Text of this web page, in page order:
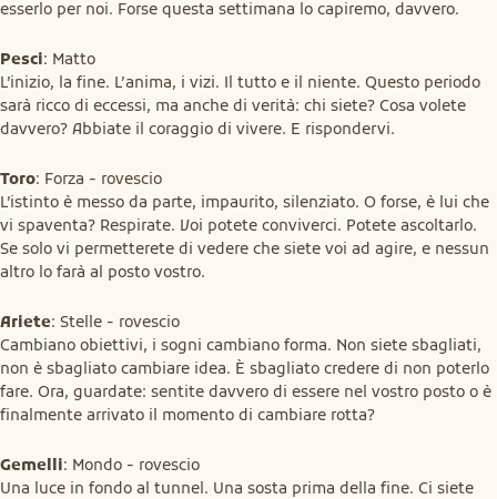
esserlo per noi. Forse questa settimana lo capiremo, davvero.
Pesci: Matto
L’inizio, la fine. L’anima, i vizi. Il tutto e il niente. Questo periodo
sarà ricco di eccessi, ma anche di verità: chi siete? Cosa volete
davvero? Abbiate il coraggio di vivere. E rispondervi.
Toro: Forza - rovescio
L’istinto è messo da parte, impaurito, silenziato. O forse, è lui che
vi spaventa? Respirate. Voi potete conviverci. Potete ascoltarlo.
Se solo vi permetterete di vedere che siete voi ad agire, e nessun
altro lo farà al posto vostro.
Ariete: Stelle - rovescio
Cambiano obiettivi, i sogni cambiano forma. Non siete sbagliati,
non è sbagliato cambiare idea. È sbagliato credere di non poterlo
fare. Ora, guardate: sentite davvero di essere nel vostro posto o è
finalmente arrivato il momento di cambiare rotta?
Gemelli: Mondo - rovescio
Una luce in fondo al tunnel. Una sosta prima della fine. Ci siete